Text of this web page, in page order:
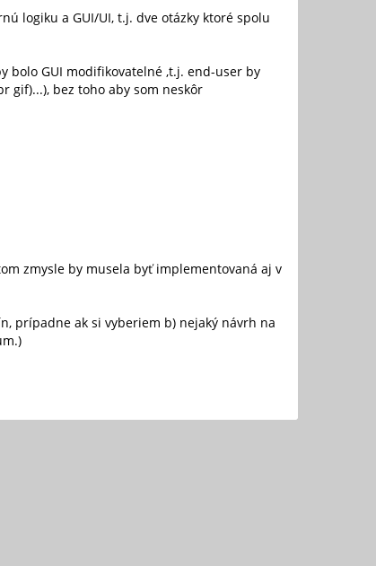
logiku a GUI/UI, t.j. dve otázky ktoré spolu
bolo GUI modifikovatelné ,t.j. end-user by
gif)...), bez toho aby som neskôr
zmysle by musela byť implementovaná aj v
prípadne ak si vyberiem b) nejaký návrh na